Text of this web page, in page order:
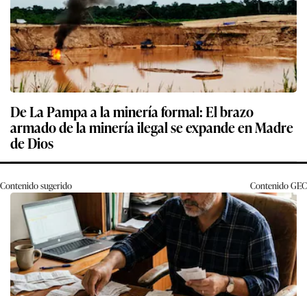
De La Pampa a la minería formal: El brazo
armado de la minería ilegal se expande en Madre
de Dios
Contenido sugerido ContenidoGEC